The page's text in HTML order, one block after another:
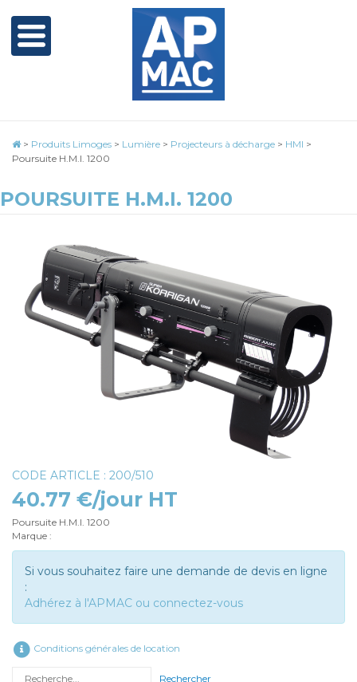
> Produits Limoges > Lumière > Projecteurs à décharge > HMI >
Poursuite H.M.I. 1200
POURSUITE H.M.I. 1200
CODE ARTICLE : 200/510
40.77 €/jour HT
Poursuite H.M.I. 1200
Marque :
Si vous souhaitez faire une demande de devis en ligne
:
Adhérez à l'APMAC ou connectez-vous
Conditions générales de location
Rechercher